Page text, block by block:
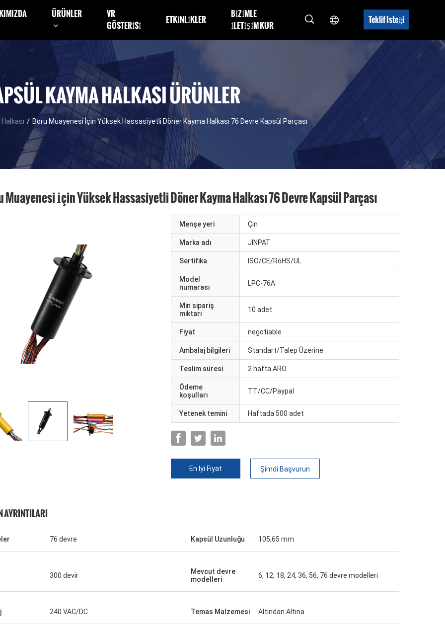
ÜRÜNLER
VR
GÖSTERISI
ETKINLIKLER
BIZIMLE
ILETIŞIM KUR
Teklif Isteği
KAYMA HALKASI ÜRÜNLER
/ Boru Muayenesi İçin Yüksek Hassasiyetli Döner Kayma Halkası 76 Devre Kapsül Parçası
Muayenesi İçin Yüksek Hassasiyetli Döner Kayma Halkası 76 Devre Kapsül Parçası
Menşe yeri Çin
Marka adı JINPAT
Sertifika ISO/CE/RoHS/UL
Model
numarası
LPC-76A
Min sipariş
miktarı
10 adet
Fiyat negotiable
Ambalaj bilgileri Standart/Talep Üzerine
Teslim süresi 2 hafta ARO
Ödeme
koşulları
TT/CC/Paypal
Yetenek temini Haftada 500 adet
En Iyi Fiyat Şimdi Başvurun
AYRINTILARI
76 devre Kapsül Uzunluğu 105,65 mm
300 devir
Mevcut devre
modelleri
6, 12, 18, 24, 36, 56, 76 devre modelleri
240 VAC/DC Temas Malzemesi Altından Altına